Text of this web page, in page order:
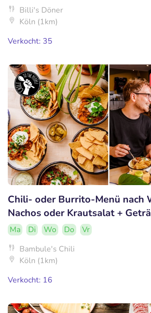
Billi's Döner
Köln (1km)
Verkocht: 35
Chili- oder Burrito-Menü nach
Nachos oder Krautsalat +
Ma Di Wo Do
Vr
Bambule's Chili
Köln (1km)
Verkocht: 16